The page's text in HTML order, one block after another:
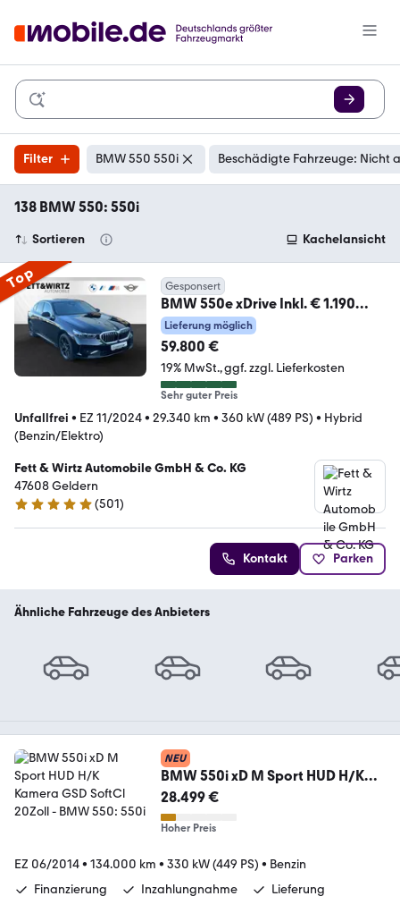
Filter BMW 550 550i Beschädigte Fahrzeuge: Nicht
138 BMW 550: 550i
Sortieren Kachelansicht
Top Gesponsert
BMW 550e xDrive Inkl. € 1.190
Zubehörbonus*Panorama|
Lieferung möglich
59.800 €
19% MwSt. ggf. zzgl. Lieferkosten
Sehr guter Preis
Unfallfrei • EZ 11/2024• 29.340 km • 360 kW (489 PS) • Hybrid
(Benzin/Elektro)
Fett & Wirtz Automobile GmbH & Co. KG
47608 Geldern
4.9 Sterne
(501)
Kontakt Parken
Ähnliche Fahrzeuge des Anbieters
NEU
BMW 550i xD M Sport HUD H/K
Kamera GSD SoftCl 20Zoll
28.499 €
Hoher Preis
EZ 06/2014• 134.000 km • 330 kW (449 PS) • Benzin
Finanzierung
Inzahlungnahme Lieferung